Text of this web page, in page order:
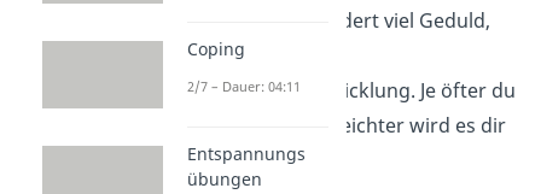
zu finden. Das erfordert viel Geduld,
Selbstreflexion und
Persönlichkeitsentwicklung. Je öfter du
es probierst, desto leichter wird es dir
fallen.
Coping
2/7 – Dauer: 04:11
Entspannungs
übungen